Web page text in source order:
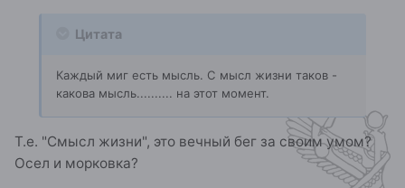
Цитата
Каждый миг есть мысль. С мысл жизни таков -
какова мысль.......... на этот момент.
Т.е. "Смысл жизни", это вечный бег за своим умом?
Осел и морковка?